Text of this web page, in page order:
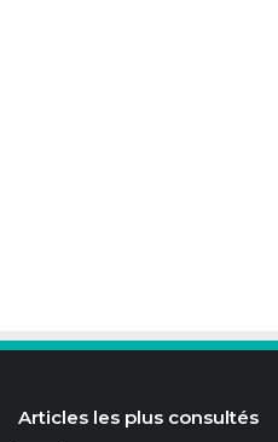
Articles les plus consultés